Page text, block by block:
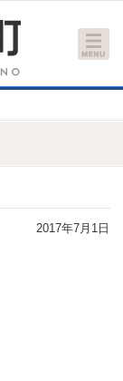
拡大
2017年7月1日